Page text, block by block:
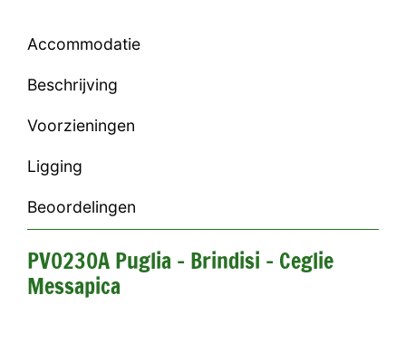
Accommodatie
Beschrijving
Voorzieningen
Ligging
Beoordelingen
PV0230A Puglia - Brindisi - Ceglie
Messapica